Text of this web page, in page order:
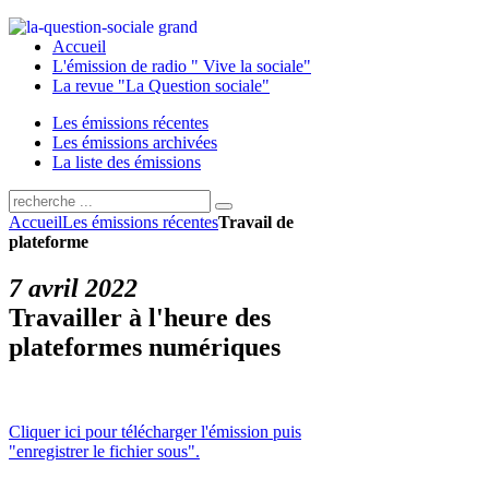
Accueil
L'émission de radio " Vive la sociale"
La revue "La Question sociale"
Les émissions récentes
Les émissions archivées
La liste des émissions
AccueilLes émissions récentesTravail de
plateforme
7 avril 2022
Travailler à l'heure des
plateformes numériques
Cliquer ici pour télécharger l'émission puis
"enregistrer le fichier sous".